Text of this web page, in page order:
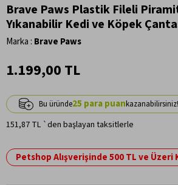
Brave Paws Plastik Fileli
Yıkanabilir Kedi ve Köpek
Marka : Brave Paws
1.199,00 TL
25
151,87 TL `den başlayan taksitlerle
Petshop Alışverişinde 500 TL ve Üzeri